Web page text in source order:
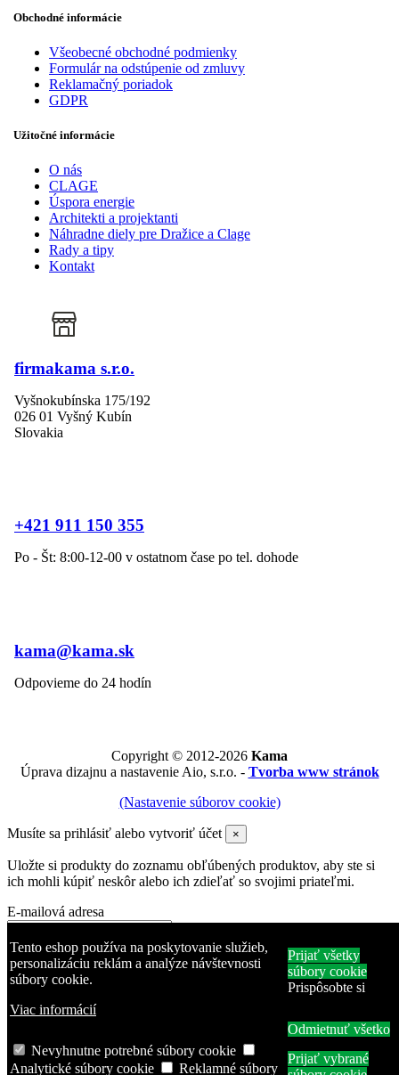
Tento eshop používa na poskytovanie služieb,
personalizáciu reklám a analýze návštevnosti
súbory cookie.
Viac informácií
Prijať všetky
súbory cookie
Prispôsobte si
Odmietnuť všetko
Nevyhnutne potrebné súbory cookie
Analytické súbory cookie
Reklamné súbory
Prijať vybrané
Obchodné informácie
Všeobecné obchodné podmienky
Formulár na odstúpenie od zmluvy
Reklamačný poriadok
GDPR
Užitočné informácie
O nás
CLAGE
Úspora energie
Architekti a projektanti
Náhradne diely pre Dražice a Clage
Rady a tipy
Kontakt
firmakama s.r.o.
Vyšnokubínska 175/192
026 01 Vyšný Kubín
Slovakia
+421 911 150 355
Po - Št: 8:00-12-00 v ostatnom čase po tel. dohode
kama@kama.sk
Odpovieme do 24 hodín
Copyright © 2012-2026 Kama
Úprava dizajnu a nastavenie Aio, s.r.o. - Tvorba www stránok
(Nastavenie súborov cookie)
Musíte sa prihlásiť alebo vytvoriť účet ×
Uložte si produkty do zoznamu obľúbených produktov, aby ste si
ich mohli kúpiť neskôr alebo ich zdieľať so svojimi priateľmi.
E-mailová adresa
Heslo
Zabudli ste heslo?
Produkt bol pridaný do zoznamu obľúbených produktov
Produkt pridaný na porovnanie.